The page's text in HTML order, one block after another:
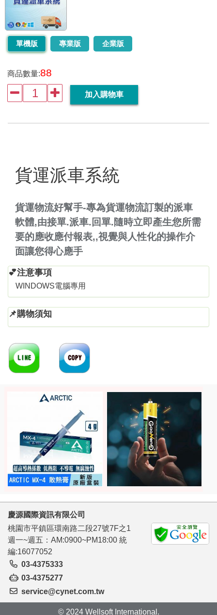
單機版 專業版 企業版
商品數量:88
  加入購物車
貨運派車系統
貨運物流好幫手-專為貨運物流訂製的派車
軟體,由接單.派車.回單.隨時立即產生您所需
要的應收應付報表,,視覺與人性化的操作介
面讓您得心應手
💕注意事項
WINDOWS電腦專用
📌購物須知
慶源國際資訊有限公司
桃園市平鎮區環南路二段27號7F之1
週一~週五：AM:0900~PM18:00 統
編:16077052
03-4375333
03-4375277
service@cynet.com.tw
© 2024 Wellsoft International.